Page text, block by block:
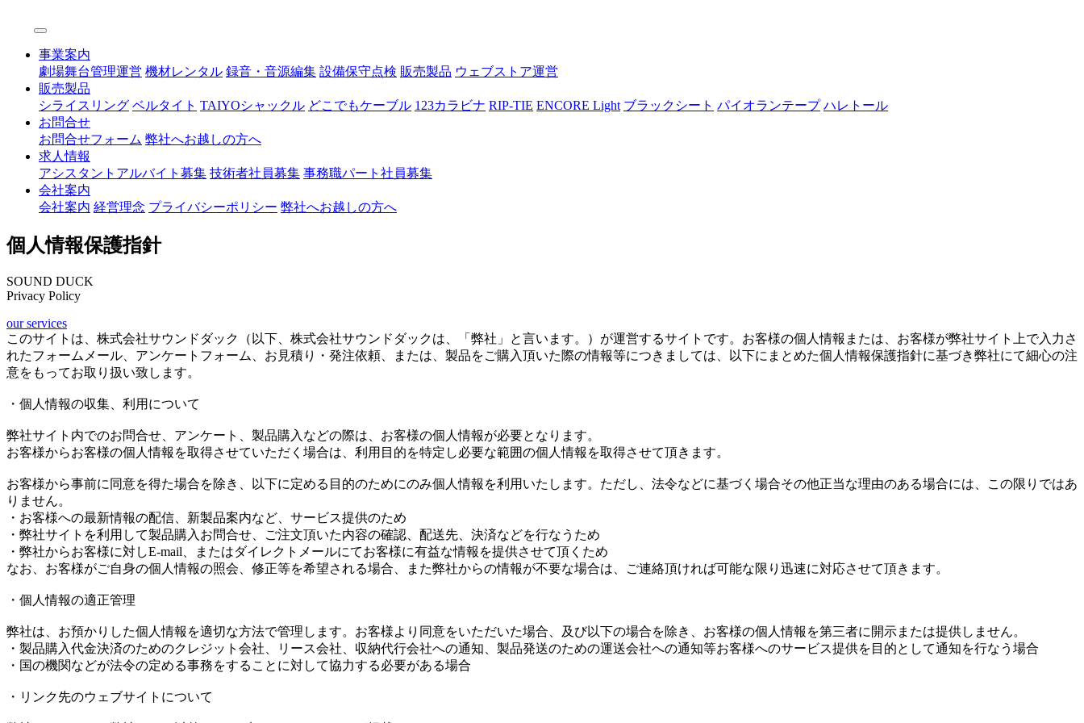
事業案内
劇場舞台管理運営 機材レンタル 録音・音源編集 設備保守点検 販売製品 ウェブストア運営
販売製品
シライスリング ベルタイト TAIYOシャックル どこでもケーブル 123カラビナ RIP-TIE ENCORE Light ブラックシート パイオランテープ ハレトール
お問合せ
お問合せフォーム 弊社へお越しの方へ
求人情報
アシスタントアルバイト募集 技術者社員募集 事務職パート社員募集
会社案内
会社案内 経営理念 プライバシーポリシー 弊社へお越しの方へ
個人情報保護指針
SOUND DUCK
Privacy Policy
our services
このサイトは、株式会社サウンドダック（以下、株式会社サウンドダックは、「弊社」と言います。）が運営するサイトです。お客様の個人情報または、お客様が弊社サイト上で入力さ
れたフォームメール、アンケートフォーム、お見積り・発注依頼、または、製品をご購入頂いた際の情報等につきましては、以下にまとめた個人情報保護指針に基づき弊社にて細心の注
意をもってお取り扱い致します。
・個人情報の収集、利用について
弊社サイト内でのお問合せ、アンケート、製品購入などの際は、お客様の個人情報が必要となります。
お客様からお客様の個人情報を取得させていただく場合は、利用目的を特定し必要な範囲の個人情報を取得させて頂きます。
お客様から事前に同意を得た場合を除き、以下に定める目的のためにのみ個人情報を利用いたします。ただし、法令などに基づく場合その他正当な理由のある場合には、この限りではあ
りません。
・お客様への最新情報の配信、新製品案内など、サービス提供のため
・弊社サイトを利用して製品購入お問合せ、ご注文頂いた内容の確認、配送先、決済などを行なうため
・弊社からお客様に対しE-mail、またはダイレクトメールにてお客様に有益な情報を提供させて頂くため
なお、お客様がご自身の個人情報の照会、修正等を希望される場合、また弊社からの情報が不要な場合は、ご連絡頂ければ可能な限り迅速に対応させて頂きます。
・個人情報の適正管理
弊社は、お預かりした個人情報を適切な方法で管理します。お客様より同意をいただいた場合、及び以下の場合を除き、お客様の個人情報を第三者に開示または提供しません。
・製品購入代金決済のためのクレジット会社、リース会社、収納代行会社への通知、製品発送のための運送会社への通知等お客様へのサービス提供を目的として通知を行なう場合
・国の機関などが法令の定める事務をすることに対して協力する必要がある場合
・リンク先のウェブサイトについて